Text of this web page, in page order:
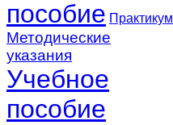
пособие Практикум
Методические
указания
Учебное
пособие